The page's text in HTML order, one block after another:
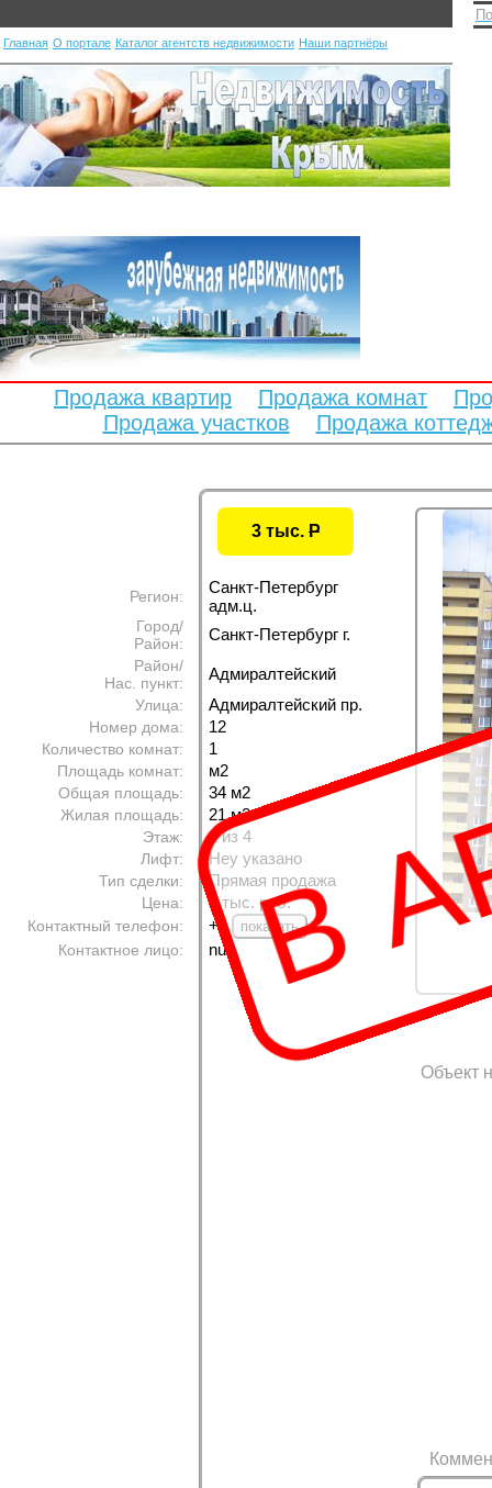
Главная О портале Каталог агентств недвижимости Наши партнёры
Продажа квартир Продажа комнат
Продажа участков
Продажа
3 тыс. P
В
Регион:
Санкт-Петербург
адм.ц.
Город/
Район:
Санкт-Петербург г.
Район/
Нас. пункт:
Адмиралтейский
Улица: Адмиралтейский пр.
Номер дома: 12
Количество комнат: 1
Площадь комнат: м2
Общая площадь: 34 м2
Жилая площадь: 21 м2
Этаж: 1 из 4
Лифт: Неу указано
Тип сделки: Прямая продажа
Цена: 3 тыс. руб.
Контактный телефон: +7
Контактное лицо: null
Объект